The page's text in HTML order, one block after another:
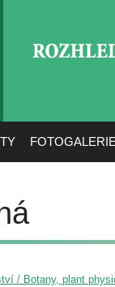
/ Botany, plant